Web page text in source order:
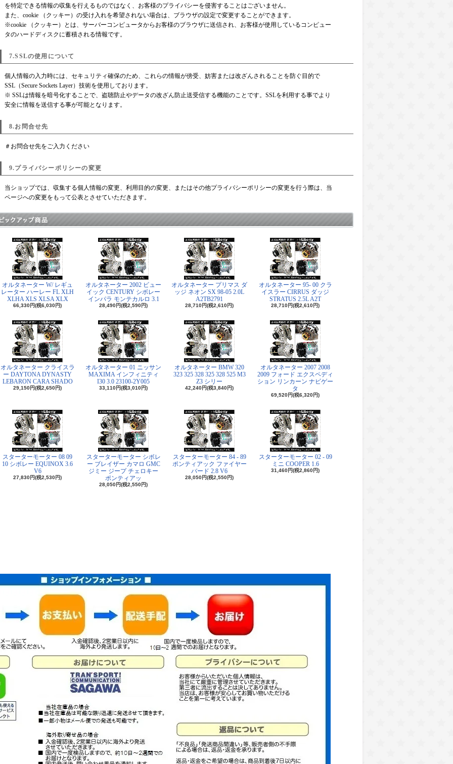
を特定できる情報の収集を行えるものではなく、お客様のプライバシーを侵害することはございません。
また、cookie （クッキー）の受け入れを希望されない場合は、ブラウザの設定で変更することができます。
※cookie （クッキー）とは、サーバーコンピュータからお客様のブラウザに送信され、お客様が使用しているコンピュー
タのハードディスクに蓄積される情報です。
7.SSLの使用について
個人情報の入力時には、セキュリティ確保のため、これらの情報が傍受、妨害または改ざんされることを防ぐ目的で
SSL（Secure Sockets Layer）技術を使用しております。
※ SSLは情報を暗号化することで、盗聴防止やデータの改ざん防止送受信する機能のことです。SSLを利用する事でより
安全に情報を送信する事が可能となります。
8.お問合せ先
＃お問合せ先をご入力ください
9.プライバシーポリシーの変更
当ショップでは、収集する個人情報の変更、利用目的の変更、またはその他プライバシーポリシーの変更を行う際は、当
ページへの変更をもって公表とさせていただきます。
オルタネーター W/ レギュ
レーター ハーレー FL XLH
XLHA XLS XLSA XLX
66,330円(税6,030円)
オルタネーター 2002 ビュー
イック CENTURY シボレー
インパラ モンテカルロ 3.1
28,490円(税2,590円)
オルタネーター プリマス ダ
ッジ ネオン SX 98-05 2.0L
A2TB2791
28,710円(税2,610円)
オルタネーター 95- 00 クラ
イスラー CIRRUS ダッジ
STRATUS 2.5L A2T
28,710円(税2,610円)
オルタネーター クライスラ
ー DAYTONA DYNASTY
LEBARON CARA SHADO
29,150円(税2,650円)
オルタネーター 01 ニッサン
MAXIMA インフィニティ
I30 3.0 23100-2Y005
33,110円(税3,010円)
オルタネーター BMW 320
323 325 328 325 328 525 M3
Z3 シリー
42,240円(税3,840円)
オルタネーター 2007 2008
2009 フォード エクスペディ
ション リンカーン ナビゲー
タ
69,520円(税6,320円)
スターターモーター 08 09
10 シボレー EQUINOX 3.6
V6
27,830円(税2,530円)
スターターモーター シボレ
ー ブレイザー カマロ GMC
ジミー ジープ チェロキー
ポンティアッ
28,050円(税2,550円)
スターターモーター 84 - 89
ポンティアック ファイヤー
バード 2.8 V6
28,050円(税2,550円)
スターターモーター 02 - 09
ミニ COOPER 1.6
31,460円(税2,860円)